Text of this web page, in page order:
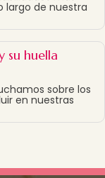
largo de nuestra
su huella
sobre los
en nuestras